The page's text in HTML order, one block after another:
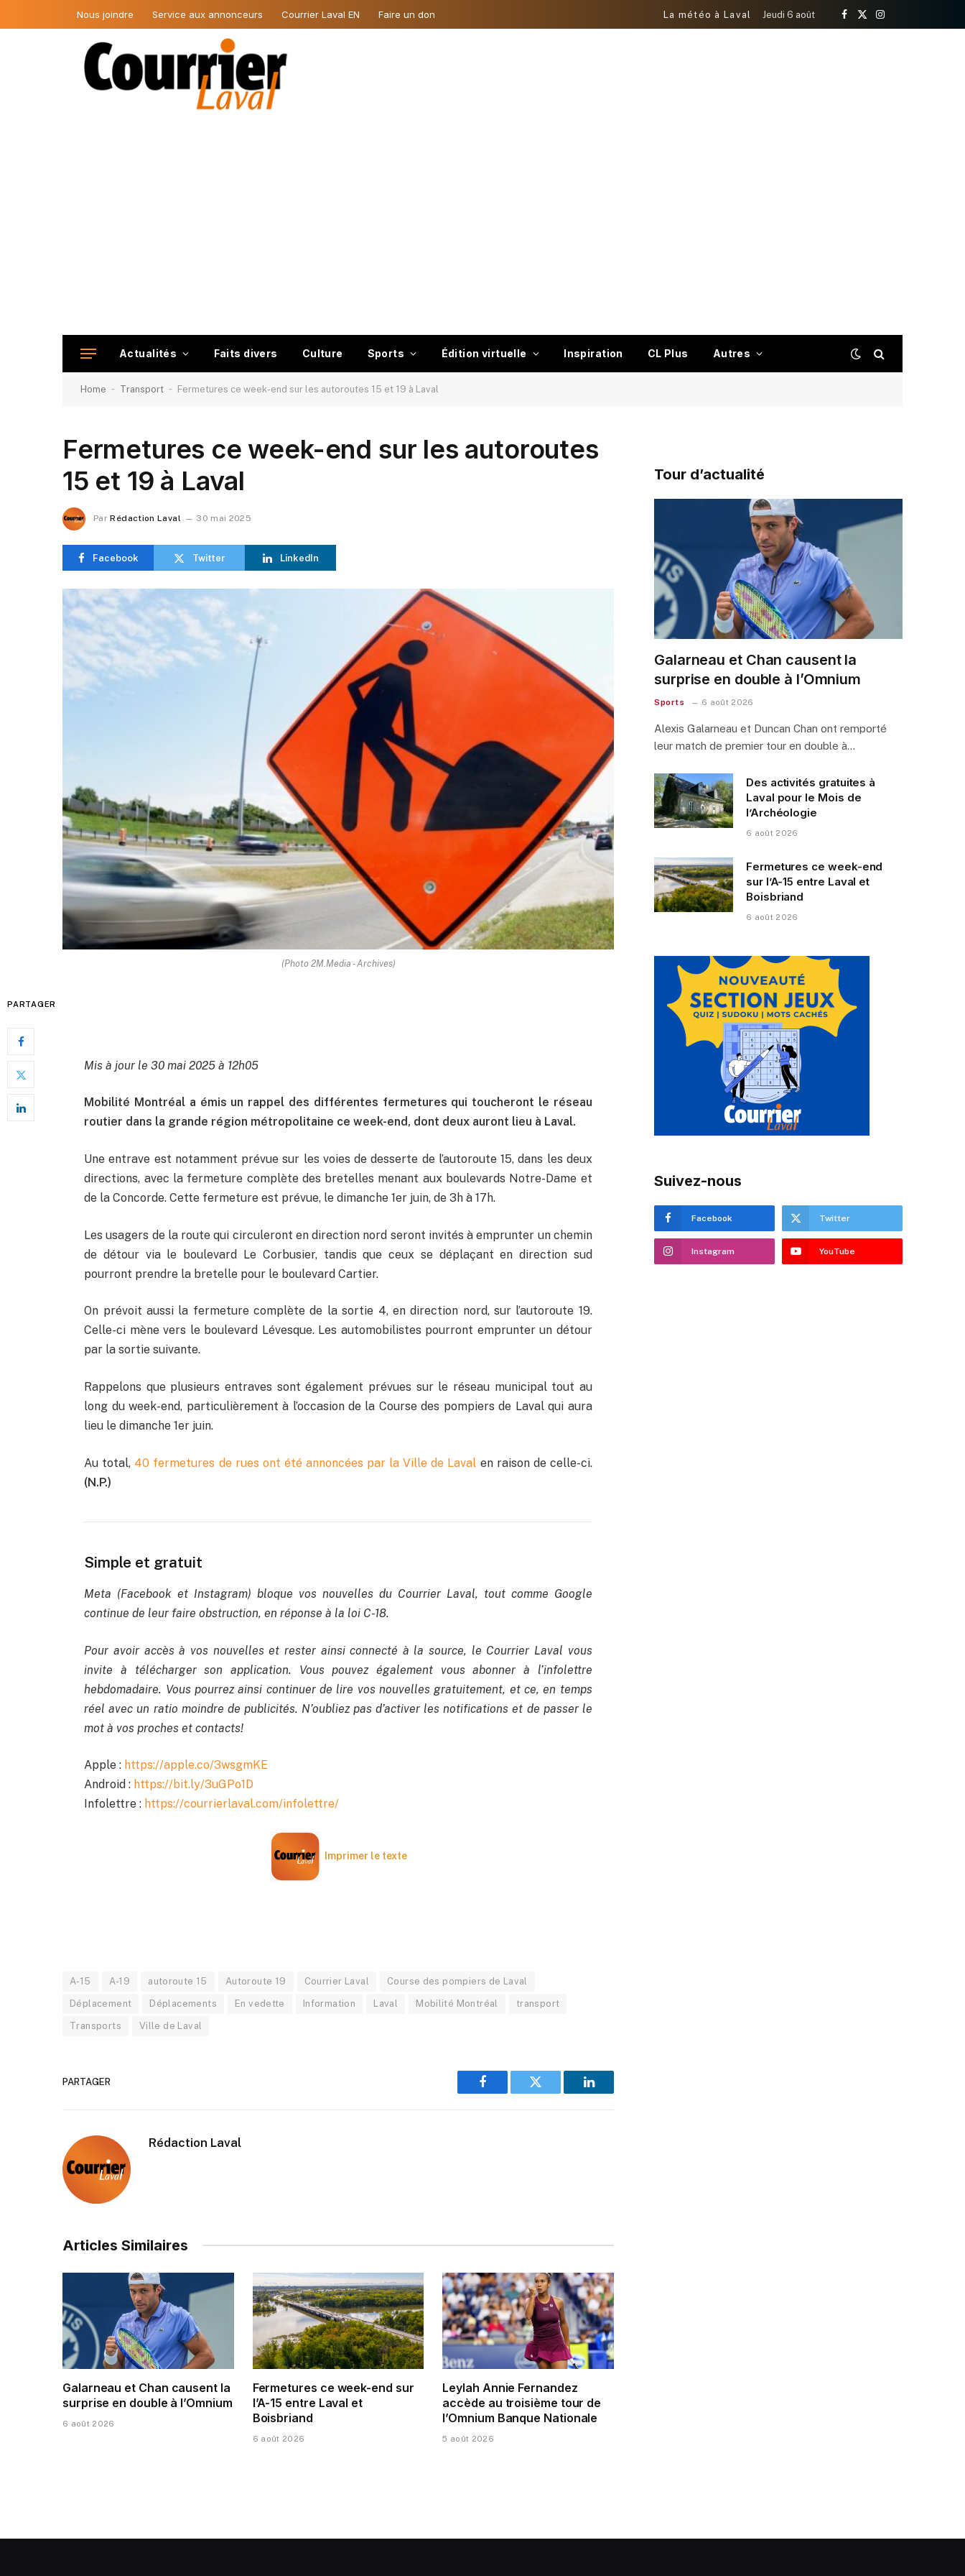
Nous joindre Service aux annonceurs Courrier Laval EN Faire un don La météo à Laval Jeudi 6 août
Facebook
X
Instagram
Actualités Faits divers Culture Sports Édition virtuelle Inspiration CL Plus Autres
Home - Transport - Fermetures ce week-end sur les autoroutes 15 et 19 à Laval
Fermetures ce week-end sur les autoroutes
15 et 19 à Laval
Par Rédaction Laval 30 mai 2025
Facebook Twitter LinkedIn
(Photo 2M.Media - Archives)
PARTAGER
Mis à jour le 30 mai 2025 à 12h05
Mobilité Montréal a émis un rappel des différentes fermetures qui toucheront le réseau
routier dans la grande région métropolitaine ce week-end, dont deux auront lieu à Laval.
Une entrave est notamment prévue sur les voies de desserte de l’autoroute 15, dans les deux
directions, avec la fermeture complète des bretelles menant aux boulevards Notre-Dame et
de la Concorde. Cette fermeture est prévue, le dimanche 1er juin, de 3h à 17h.
Les usagers de la route qui circuleront en direction nord seront invités à emprunter un chemin
de détour via le boulevard Le Corbusier, tandis que ceux se déplaçant en direction sud
pourront prendre la bretelle pour le boulevard Cartier.
On prévoit aussi la fermeture complète de la sortie 4, en direction nord, sur l’autoroute 19.
Celle-ci mène vers le boulevard Lévesque. Les automobilistes pourront emprunter un détour
par la sortie suivante.
Rappelons que plusieurs entraves sont également prévues sur le réseau municipal tout au
long du week-end, particulièrement à l’occasion de la Course des pompiers de Laval qui aura
lieu le dimanche 1er juin.
Au total, 40 fermetures de rues ont été annoncées par la Ville de Laval en raison de celle-ci.
(N.P.)
Simple et gratuit
Meta (Facebook et Instagram) bloque vos nouvelles du Courrier Laval, tout comme Google
continue de leur faire obstruction, en réponse à la loi C-18.
Pour avoir accès à vos nouvelles et rester ainsi connecté à la source, le Courrier Laval vous
invite à télécharger son application. Vous pouvez également vous abonner à l’infolettre
hebdomadaire. Vous pourrez ainsi continuer de lire vos nouvelles gratuitement, et ce, en temps
réel avec un ratio moindre de publicités. N’oubliez pas d’activer les notifications et de passer le
mot à vos proches et contacts!
Apple : https://apple.co/3wsgmKE
Android : https://bit.ly/3uGPo1D
Infolettre : https://courrierlaval.com/infolettre/
Imprimer le texte
A-15 A-19 autoroute 15 Autoroute 19 Courrier Laval Course des pompiers de Laval
Déplacement Déplacements En vedette Information Laval Mobilité Montréal transport
Transports Ville de Laval
PARTAGER
Facebook Twitter LinkedIn
Rédaction Laval
Articles Similaires
Galarneau et Chan causent la
surprise en double à l’Omnium
6 août 2026
Fermetures ce week-end sur
l’A-15 entre Laval et
Boisbriand
6 août 2026
Leylah Annie Fernandez
accède au troisième tour de
l’Omnium Banque Nationale
5 août 2026
Tour d’actualité
Galarneau et Chan causent la
surprise en double à l’Omnium
Sports 6 août 2026
Alexis Galarneau et Duncan Chan ont remporté
leur match de premier tour en double à…
Des activités gratuites à
Laval pour le Mois de
l’Archéologie
6 août 2026
Fermetures ce week-end
sur l’A-15 entre Laval et
Boisbriand
6 août 2026
Suivez-nous
Facebook Twitter
Instagram YouTube